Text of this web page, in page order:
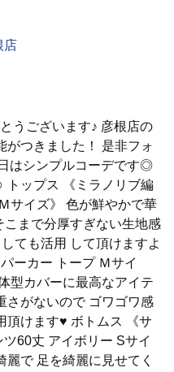
店
うございます♪ 彦根店の
がつきました！ 是非フォ
はシンプルコーデです◎
ップス 《ミラノリブ編
サイズ》 色が鮮やかで華
こまで分厚すぎない生地感
ても活用 して頂けますよ
型カバーに最高なアイテ
さがないので ゴワゴワ感
頂けます♥︎ ボトムス 《サ
60丈 アイボリー Sサイ
で 足を綺麗に見せてく